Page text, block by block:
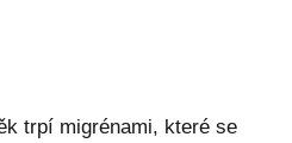
trpí migrénami, které se